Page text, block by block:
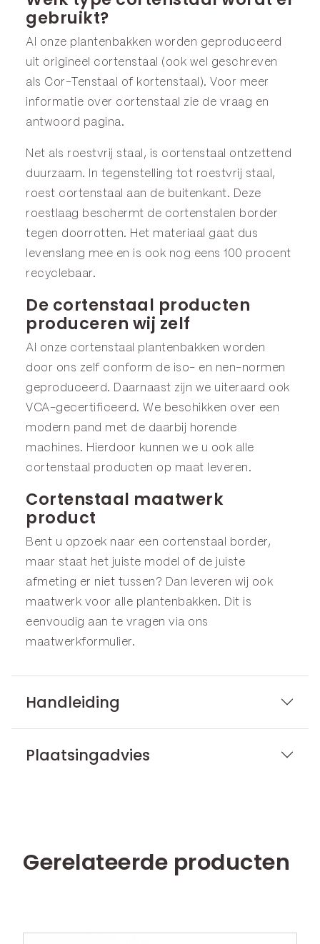
gebruikt?
Al onze plantenbakken worden geproduceerd
uit origineel cortenstaal (ook wel geschreven
als Cor-Tenstaal of kortenstaal). Voor meer
informatie over cortenstaal zie de vraag en
antwoord pagina.
Net als roestvrij staal, is cortenstaal ontzettend
duurzaam. In tegenstelling tot roestvrij staal,
roest cortenstaal aan de buitenkant. Deze
roestlaag beschermt de cortenstalen border
tegen doorrotten. Het materiaal gaat dus
levenslang mee en is ook nog eens 100 procent
recyclebaar.
De cortenstaal producten
produceren wij zelf
Al onze cortenstaal plantenbakken worden
door ons zelf conform de iso- en nen-normen
geproduceerd. Daarnaast zijn we uiteraard ook
VCA-gecertificeerd. We beschikken over een
modern pand met de daarbij horende
machines. Hierdoor kunnen we u ook alle
cortenstaal producten op maat leveren.
Cortenstaal maatwerk
product
Bent u opzoek naar een cortenstaal border,
maar staat het juiste model of de juiste
afmeting er niet tussen? Dan leveren wij ook
maatwerk voor alle plantenbakken. Dit is
eenvoudig aan te vragen via ons
maatwerkformulier.
Handleiding
Plaatsingadvies
Gerelateerde producten